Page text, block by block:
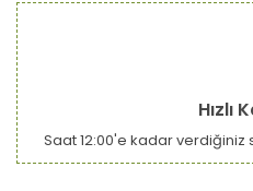
Hızlı
Saat 12:00'e kadar